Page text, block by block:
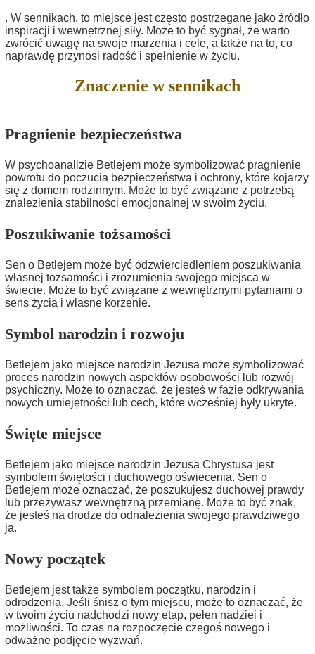
. W sennikach, to miejsce jest często postrzegane jako źródło
inspiracji i wewnętrznej siły. Może to być sygnał, że warto
zwrócić uwagę na swoje marzenia i cele, a także na to, co
naprawdę przynosi radość i spełnienie w życiu.
Znaczenie w sennikach
Pragnienie bezpieczeństwa
W psychoanalizie Betlejem może symbolizować pragnienie
powrotu do poczucia bezpieczeństwa i ochrony, które kojarzy
się z domem rodzinnym. Może to być związane z potrzebą
znalezienia stabilności emocjonalnej w swoim życiu.
Poszukiwanie tożsamości
Sen o Betlejem może być odzwierciedleniem poszukiwania
własnej tożsamości i zrozumienia swojego miejsca w
świecie. Może to być związane z wewnętrznymi pytaniami o
sens życia i własne korzenie.
Symbol narodzin i rozwoju
Betlejem jako miejsce narodzin Jezusa może symbolizować
proces narodzin nowych aspektów osobowości lub rozwój
psychiczny. Może to oznaczać, że jesteś w fazie odkrywania
nowych umiejętności lub cech, które wcześniej były ukryte.
Święte miejsce
Betlejem jako miejsce narodzin Jezusa Chrystusa jest
symbolem świętości i duchowego oświecenia. Sen o
Betlejem może oznaczać, że poszukujesz duchowej prawdy
lub przeżywasz wewnętrzną przemianę. Może to być znak,
że jesteś na drodze do odnalezienia swojego prawdziwego
ja.
Nowy początek
Betlejem jest także symbolem początku, narodzin i
odrodzenia. Jeśli śnisz o tym miejscu, może to oznaczać, że
w twoim życiu nadchodzi nowy etap, pełen nadziei i
możliwości. To czas na rozpoczęcie czegoś nowego i
odważne podjęcie wyzwań.